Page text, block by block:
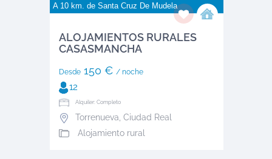
A 10 km. de Santa Cruz De Mudela
ALOJAMIENTOS RURALES
CASASMANCHA
Desde150 € / noche
12
Alquiler: Completo
Torrenueva, Ciudad Real
Alojamiento rural